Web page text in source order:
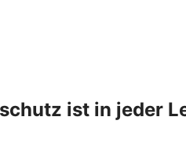
ist in jeder